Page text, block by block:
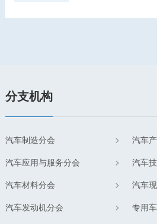
分支机构
汽车制造分会 汽车
汽车应用与服务分会 汽车
汽车材料分会 汽车
汽车发动机分会 专用